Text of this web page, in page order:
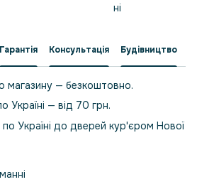
ні
Гарантія Консультація Будівництво
магазину — безкоштовно.
— від 70 грн.
Україні до дверей кур'єром Нової